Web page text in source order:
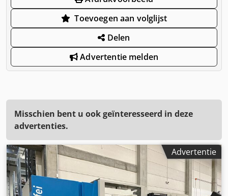
Toevoegen aan volglijst
Delen
Advertentie melden
Misschien bent u ook geïnteresseerd in deze
advertenties.
Advertentie